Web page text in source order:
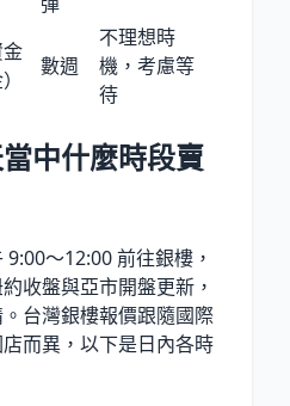
數週
不理想時
機，考慮等
待
中什麼時段賣
〜12:00 前往銀樓，
收盤與亞市開盤更新，
台灣銀樓報價跟隨國際
而異，以下是日內各時